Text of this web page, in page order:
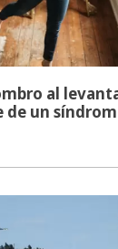
al
de un